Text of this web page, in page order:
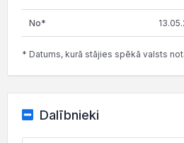
* Datums, kurā stājies spēkā valsts
Dalībnieki